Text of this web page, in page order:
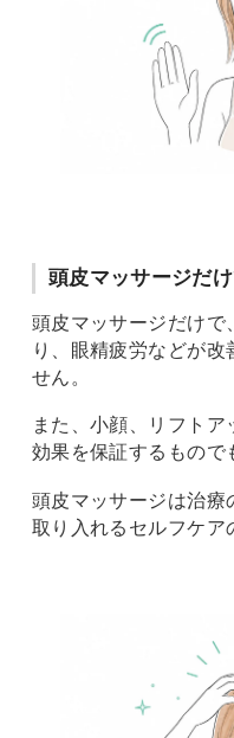
頭皮マッサージだ
頭皮マッサージだけで
り、眼精疲労などが改
せん。
また、小顔、リフト
効果を保証するもので
頭皮マッサージは治療
取り入れるセルフケア